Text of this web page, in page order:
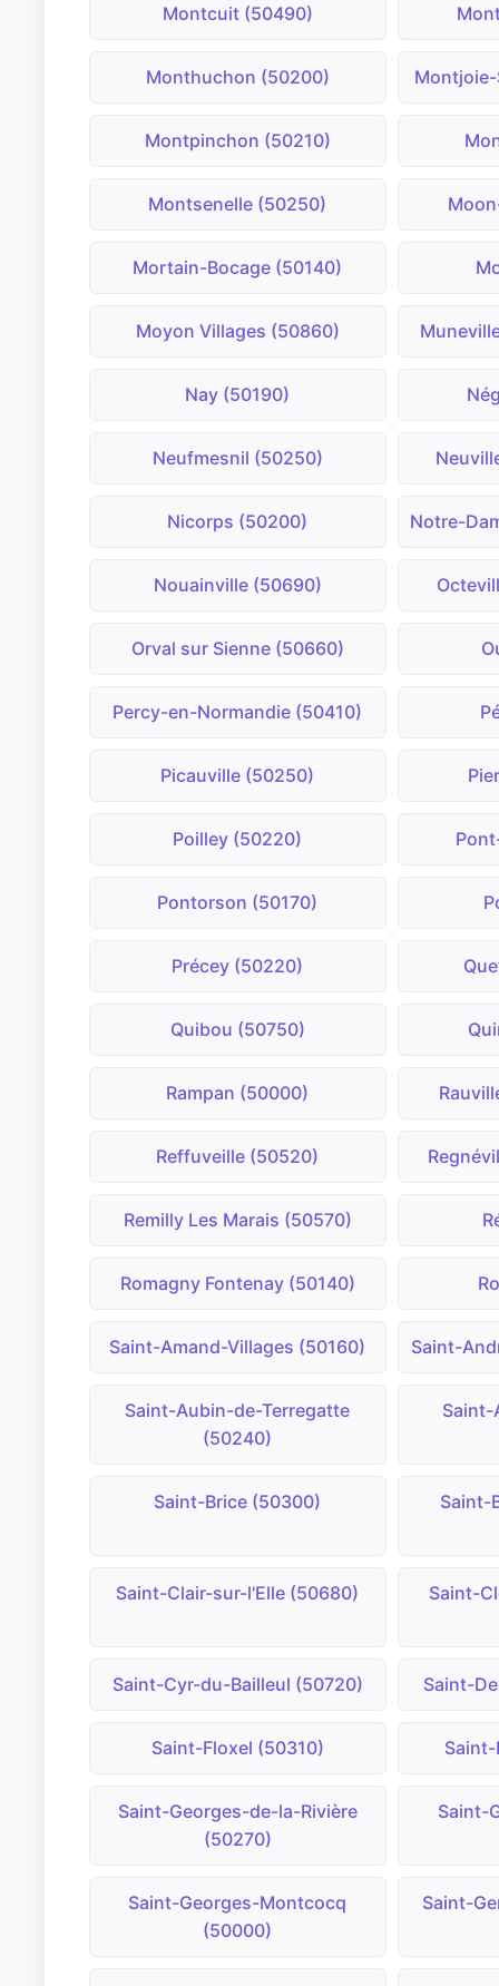
Montcuit (50490)
Monthuchon (50200)
Montpinchon (50210)
Montsenelle (50250)
Mortain-Bocage (50140)
Moyon Villages (50860)
Nay (50190)
Neufmesnil (50250)
Nicorps (50200) Notre-
Nouainville (50690)
Orval sur Sienne (50660)
Percy-en-Normandie (50410)
Picauville (50250)
Poilley (50220)
Pontorson (50170)
Précey (50220)
Quibou (50750)
Rampan (50000)
Reffuveille (50520)
Remilly Les Marais (50570)
Romagny Fontenay (50140)
Saint-Amand-Villages (50160) Saint-
Saint-Aubin-de-Terregatte
(50240)
Saint-
Saint-Brice (50300) Saint-
Saint-Clair-sur-l'Elle (50680) Saint-
Saint-Cyr-du-Bailleul (50720) Saint-
Saint-Floxel (50310)
Saint-Georges-de-la-Rivière
(50270)
Saint-
Saint-Georges-Montcocq
(50000)
Saint-